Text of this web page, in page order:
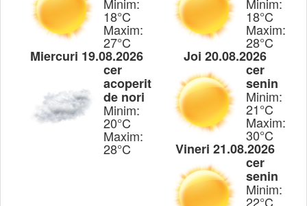
18°C
Maxim:
27°C
18°C
Maxim:
28°C
Miercuri 19.08.2026
cer
acoperit
de nori
Minim:
20°C
Maxim:
28°C
Joi 20.08.2026
cer
senin
Minim:
21°C
Maxim:
30°C
Vineri 21.08.2026
cer
senin
Minim:
22°C